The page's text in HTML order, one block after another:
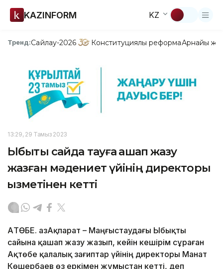
KAZINFORM KZ
Тренд:Сайлау-2026 Конституциялық реформаАрнайы
13:29, 29 Тамыз 2023
Ыбықты сайда тауға қашап жазу
жазған мәдениет үйінің директоры
қызметінен кетті
АҚТӨБЕ. ҚазАқпарат – Маңғыстаудағы Ыбықты
сайына қашап жазу жазып, кейін кешірім сұраған
Ақтөбе қалалық зағиптар үйінің директоры Манат
Көшербаев өз еркімен жұмыстан кетті, деп